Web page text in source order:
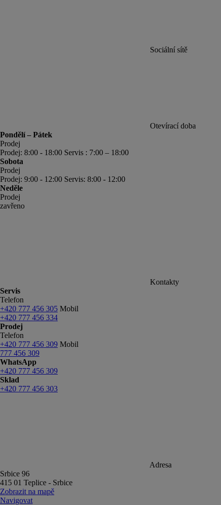
Sociální sítě
Otevírací doba
Pondělí – Pátek
Prodej
Prodej: 8:00 - 18:00 Servis : 7:00 – 18:00
Sobota
Prodej
Prodej: 9:00 - 12:00 Servis: 8:00 - 12:00
Neděle
Prodej
zavřeno
Kontakty
Servis
Telefon
+420 777 456 305 Mobil
+420 777 456 334
Prodej
Telefon
+420 777 456 309 Mobil
777 456 309
WhatsApp
+420 777 456 309
Sklad
+420 777 456 303
Adresa
Srbice 96
415 01 Teplice - Srbice
Zobrazit na mapě
Navigovat